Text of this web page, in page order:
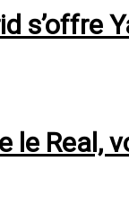
s’offre
le Real,